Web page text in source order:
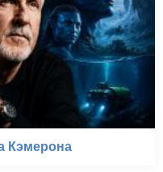
Кэмерона